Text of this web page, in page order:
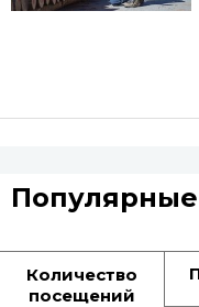
Популярные
Количество
посещений